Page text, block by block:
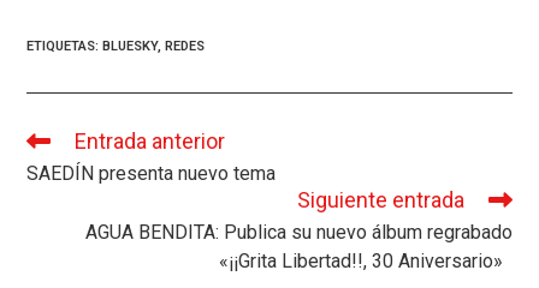
ce
b
o
o
es
ky
at
s
A
p
a
d
s
p
ETIQUETAS:BLUESKY, REDES
Leer
artículos
Entrada anterior
SAEDÍN presenta nuevo tema
Siguiente entrada
AGUA BENDITA: Publica su nuevo álbum regrabado
«¡¡Grita Libertad!!, 30 Aniversario»